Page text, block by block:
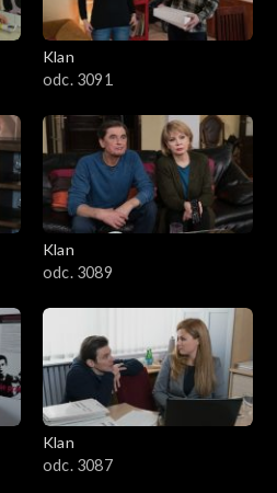
Klan
odc. 3091
Klan
odc. 3089
Klan
odc. 3087